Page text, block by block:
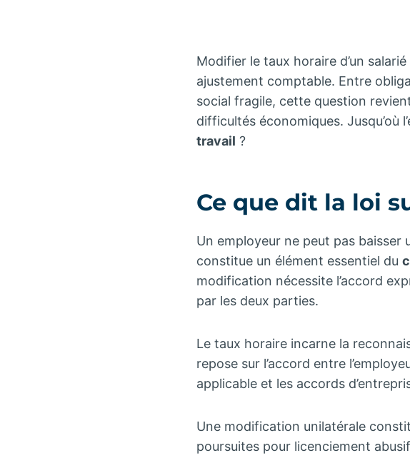
Modifier le taux horaire d’un
ajustement comptable. Entre
social fragile, cette question
difficultés économiques. Jusqu’où
travail ?
Ce que dit la loi
Un employeur ne peut pas baisser
constitue un élément essentiel du
modification nécessite l’accord
par les deux parties.
Le taux horaire incarne la
repose sur l’accord entre
applicable et les accords
Une modification unilatérale
poursuites pour licenciement